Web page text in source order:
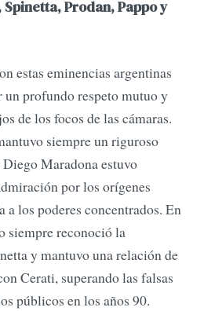
Spinetta, Prodan, Pappo y
estas eminencias argentinas
profundo respeto mutuo y
de los focos de las cámaras.
siempre un riguroso
Maradona estuvo
por los orígenes
a los poderes concentrados. En
siempre reconoció la
y mantuvo una relación de
Cerati, superando las falsas
públicos en los años 90.